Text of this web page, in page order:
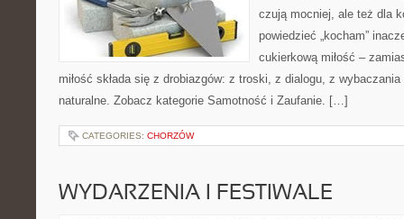
czują mocniej, ale też dla
powiedzieć „kocham”
cukierkową miłość –
miłość składa się z drobiazgów: z troski, z dialogu, z
naturalne. Zobacz kategorie Samotność i Zaufanie. […]
CATEGORIES: CHORZÓW
WYDARZENIA I FESTIWALE